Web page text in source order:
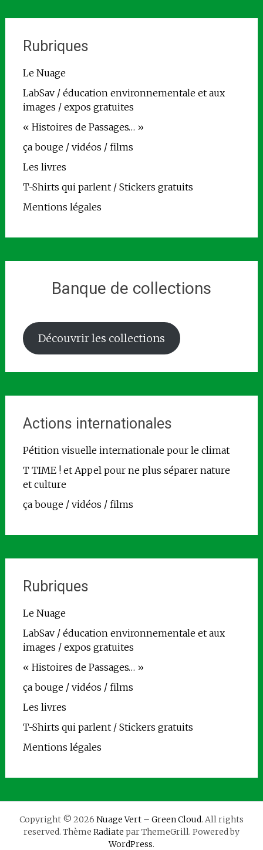
Rubriques
Le Nuage
LabSav / éducation environnementale et aux
images / expos gratuites
« Histoires de Passages… »
ça bouge / vidéos / films
Les livres
T-Shirts qui parlent / Stickers gratuits
Mentions légales
Banque de collections
Découvrir les collections
Actions internationales
Pétition visuelle internationale pour le climat
T TIME ! et Appel pour ne plus séparer nature
et culture
ça bouge / vidéos / films
Rubriques
Le Nuage
LabSav / éducation environnementale et aux
images / expos gratuites
« Histoires de Passages… »
ça bouge / vidéos / films
Les livres
T-Shirts qui parlent / Stickers gratuits
Mentions légales
Copyright © 2026 Nuage Vert – Green Cloud. All rights
reserved. Thème Radiate par ThemeGrill. Powered by
WordPress.